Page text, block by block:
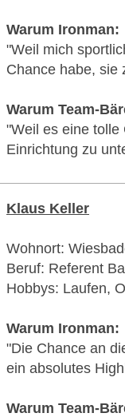
Warum Ironman:
"Weil mich
Chance habe, sie
Warum Team-
"Weil es eine
Einrichtung zu
Klaus Keller
Wohnort:
Beruf: Referent
Hobbys: Laufen,
Warum Ironman:
"Die Chance an
ein absolutes
Warum Team-